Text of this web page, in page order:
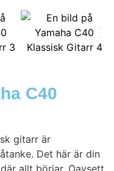
C40
gitarr är
Det här är din